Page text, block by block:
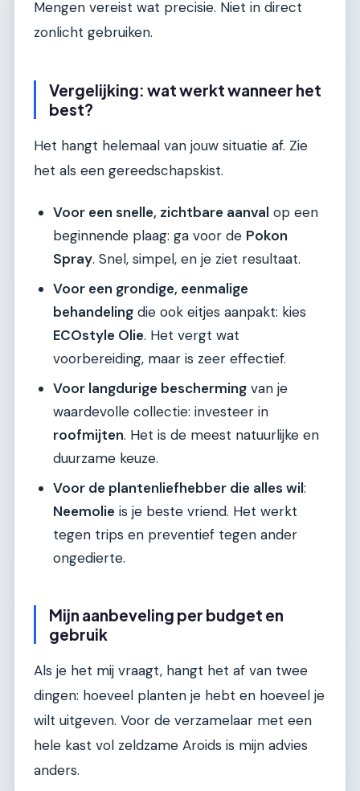
Mengen vereist wat precisie. Niet in direct
zonlicht gebruiken.
Vergelijking: wat werkt wanneer het
best?
Het hangt helemaal van jouw situatie af. Zie
het als een gereedschapskist.
Voor een snelle, zichtbare aanval op een
beginnende plaag: ga voor de Pokon
Spray. Snel, simpel, en je ziet resultaat.
Voor een grondige, eenmalige
behandeling die ook eitjes aanpakt: kies
ECOstyle Olie. Het vergt wat
voorbereiding, maar is zeer effectief.
Voor langdurige bescherming van je
waardevolle collectie: investeer in
roofmijten. Het is de meest natuurlijke en
duurzame keuze.
Voor de plantenliefhebber die alles wil:
Neemolie is je beste vriend. Het werkt
tegen trips en preventief tegen ander
ongedierte.
Mijn aanbeveling per budget en
gebruik
Als je het mij vraagt, hangt het af van twee
dingen: hoeveel planten je hebt en hoeveel je
wilt uitgeven. Voor de verzamelaar met een
hele kast vol zeldzame Aroids is mijn advies
anders.